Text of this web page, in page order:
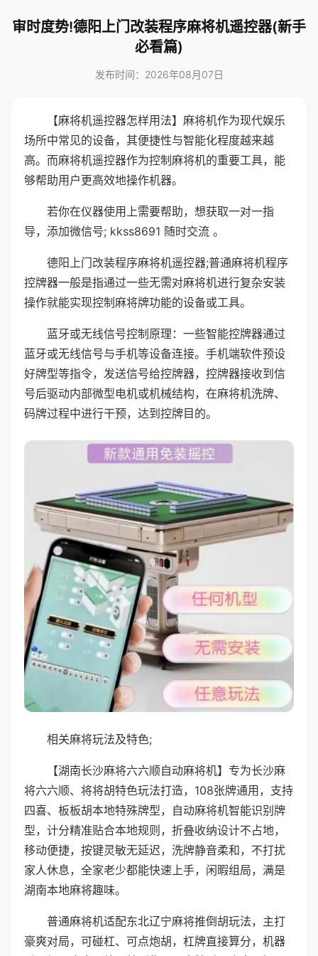
审时度势!德阳上门改装程序麻将机遥控器(新手
必看篇)
发布时间：2026年08月07日
【麻将机遥控器怎样用法】麻将机作为现代娱乐
场所中常见的设备，其便捷性与智能化程度越来越
高。而麻将机遥控器作为控制麻将机的重要工具，能
够帮助用户更高效地操作机器。
若你在仪器使用上需要帮助，想获取一对一指
导，添加微信号; kkss8691 随时交流 。
德阳上门改装程序麻将机遥控器;普通麻将机程序
控牌器一般是指通过一些无需对麻将机进行复杂安装
操作就能实现控制麻将牌功能的设备或工具。
蓝牙或无线信号控制原理：一些智能控牌器通过
蓝牙或无线信号与手机等设备连接。手机端软件预设
好牌型等指令，发送信号给控牌器，控牌器接收到信
号后驱动内部微型电机或机械结构，在麻将机洗牌、
码牌过程中进行干预，达到控牌目的。
相关麻将玩法及特色;
【湖南长沙麻将六六顺自动麻将机】专为长沙麻
将六六顺、将将胡特色玩法打造，108张牌通用，支持
四喜、板板胡本地特殊牌型，自动麻将机智能识别牌
型，计分精准贴合本地规则，折叠收纳设计不占地，
移动便捷，按键灵敏无延迟，洗牌静音柔和，不打扰
家人休息，全家老少都能快速上手，闲暇组局，满是
湖南本地麻将趣味。
普通麻将机适配东北辽宁麻将推倒胡玩法，主打
豪爽对局，可碰杠、可点炮胡，杠牌直接算分，机器